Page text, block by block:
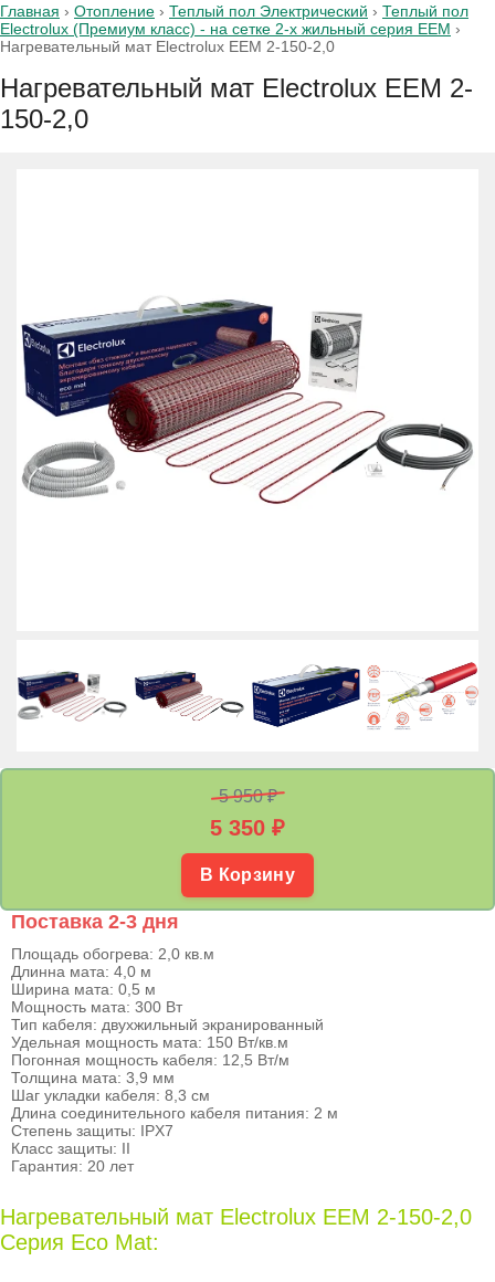
Главная › Отопление › Теплый пол Электрический › Теплый пол
Electrolux (Премиум класс) - на сетке 2-х жильный серия EEM ›
Нагревательный мат Electrolux EEM 2-150-2,0
Нагревательный мат Electrolux EEM 2-
150-2,0
5 950 ₽
5 350 ₽
В Корзину
Поставка 2-3 дня
Площадь обогрева: 2,0 кв.м
Длинна мата: 4,0 м
Ширина мата: 0,5 м
Мощность мата: 300 Вт
Тип кабеля: двухжильный экранированный
Удельная мощность мата: 150 Вт/кв.м
Погонная мощность кабеля: 12,5 Вт/м
Толщина мата: 3,9 мм
Шаг укладки кабеля: 8,3 см
Длина соединительного кабеля питания: 2 м
Степень защиты: IPX7
Класс защиты: II
Гарантия: 20 лет
Нагревательный мат Electrolux EEM 2-150-2,0
Серия Eco Mat: